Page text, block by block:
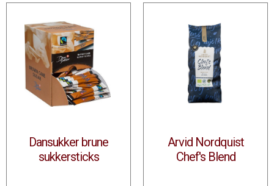
Dansukker brune
sukkersticks
Arvid Nordquist
Chef's Blend